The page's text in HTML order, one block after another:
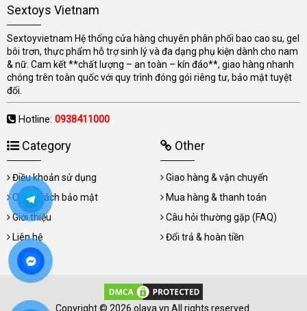
Sextoys Vietnam
Sextoyvietnam Hệ thống cửa hàng chuyên phân phối bao cao su, gel
bôi trơn, thực phẩm hỗ trợ sinh lý và đa dạng phụ kiện dành cho nam
& nữ. Cam kết **chất lượng – an toàn – kín đáo**, giao hàng nhanh
chóng trên toàn quốc với quy trình đóng gói riêng tư, bảo mật tuyệt
đối.
Hotline: 0938411000
Category
Điều khoản sử dụng
Chính sách bảo mật
Giới thiệu
Liên hệ
Other
Giao hàng & vận chuyển
Mua hàng & thanh toán
Câu hỏi thường gặp (FAQ)
Đổi trả & hoàn tiền
Copyright © 2026 olava.vn All rights reserved.